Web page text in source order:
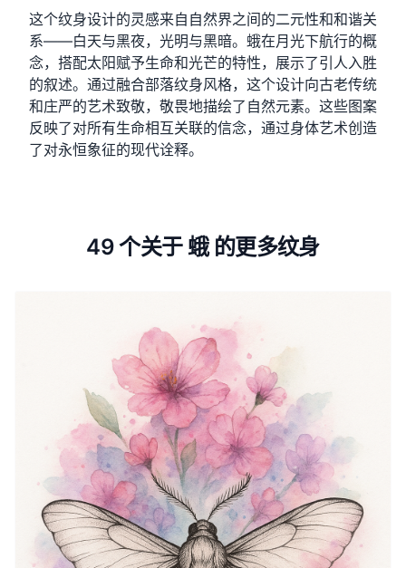
这个纹身设计的灵感来自自然界之间的二元性和和谐关
系——白天与黑夜，光明与黑暗。蛾在月光下航行的概
念，搭配太阳赋予生命和光芒的特性，展示了引人入胜
的叙述。通过融合部落纹身风格，这个设计向古老传统
和庄严的艺术致敬，敬畏地描绘了自然元素。这些图案
反映了对所有生命相互关联的信念，通过身体艺术创造
了对永恒象征的现代诠释。
49 个关于 蛾 的更多纹身